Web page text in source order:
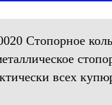
Стопорное
всех